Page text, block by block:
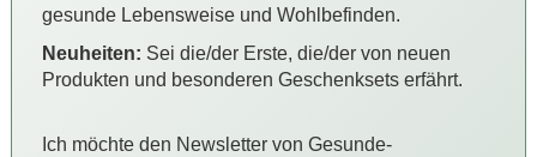
gesunde Lebensweise und Wohlbefinden.
Neuheiten: Sei die/der Erste, die/der von neuen
Produkten und besonderen Geschenksets erfährt.
Ich möchte den Newsletter von Gesunde-